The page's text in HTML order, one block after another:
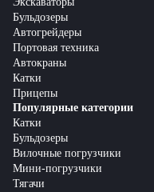
Бульдозеры
Автогрейдеры
Портовая техника
Автокраны
Катки
Прицепы
Популярные категории
Катки
Бульдозеры
Вилочные погрузчики
Мини-погрузчики
Тягачи